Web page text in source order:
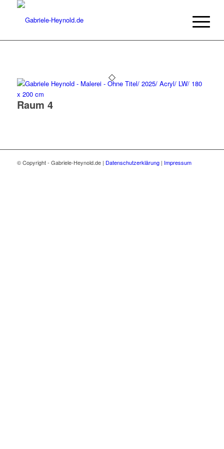
Raum 4
© Copyright - Gabriele-Heynold.de | Datenschutzerklärung| Impressum